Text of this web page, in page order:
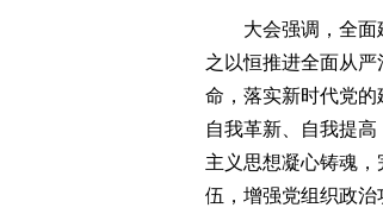
大会强调，全
之以恒推进全面从
命，落实新时代党的
自我革新、自我提
主义思想凝心铸魂
伍，增强党组织政